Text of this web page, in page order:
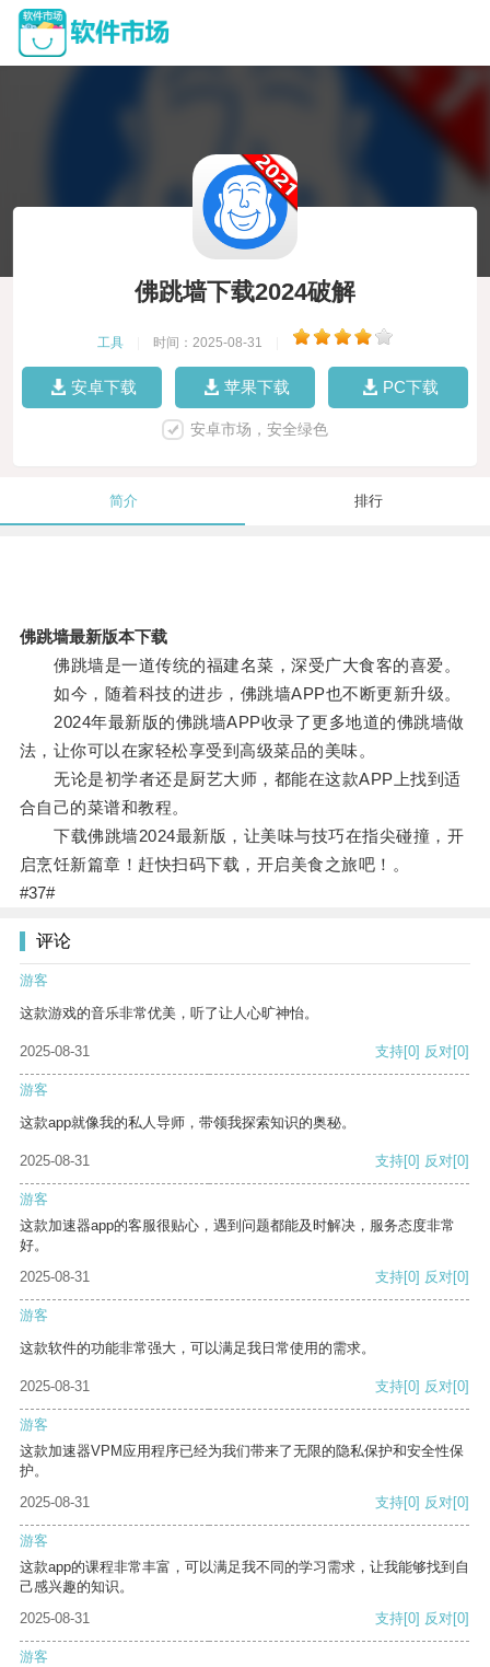
佛跳墙下载2024破解
工具 时间：2025-08-31
安卓下载 苹果下载 PC下载
安卓市场，安全绿色
简介 排行
佛跳墙最新版本下载
佛跳墙是一道传统的福建名菜，深受广大食客的喜爱。
如今，随着科技的进步，佛跳墙APP也不断更新升级。
2024年最新版的佛跳墙APP收录了更多地道的佛跳墙做
法，让你可以在家轻松享受到高级菜品的美味。
无论是初学者还是厨艺大师，都能在这款APP上找到适
合自己的菜谱和教程。
下载佛跳墙2024最新版，让美味与技巧在指尖碰撞，开
启烹饪新篇章！赶快扫码下载，开启美食之旅吧！。
#37#
评论
游客
这款游戏的音乐非常优美，听了让人心旷神怡。
2025-08-31 支持[0] 反对[0]
游客
这款app就像我的私人导师，带领我探索知识的奥秘。
2025-08-31 支持[0] 反对[0]
游客
这款加速器app的客服很贴心，遇到问题都能及时解决，服务态度非常
好。
2025-08-31
支持[0] 反对[0]
游客
这款软件的功能非常强大，可以满足我日常使用的需求。
2025-08-31 支持[0] 反对[0]
游客
这款加速器VPM应用程序已经为我们带来了无限的隐私保护和安全性保
护。
2025-08-31
支持[0] 反对[0]
游客
这款app的课程非常丰富，可以满足我不同的学习需求，让我能够找到自
己感兴趣的知识。
2025-08-31
支持[0] 反对[0]
游客